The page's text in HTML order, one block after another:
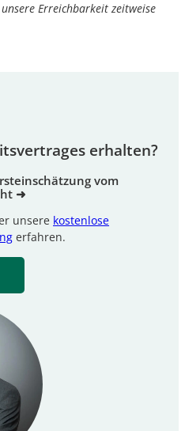
Erreichbarkeit zeitweise
erhalten?
vom
➜
unsere kostenlose
erfahren.